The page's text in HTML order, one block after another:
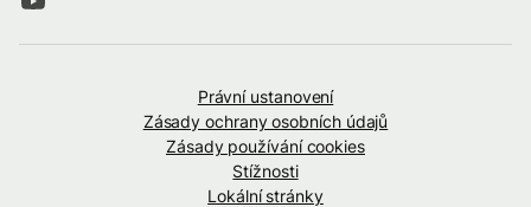
Právní ustanovení
Zásady ochrany osobních údajů
Zásady používání cookies
Stížnosti
Lokální stránky